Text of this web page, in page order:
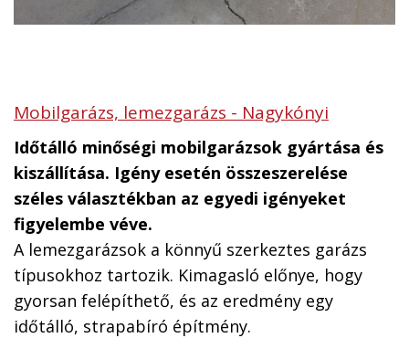
Mobilgarázs, lemezgarázs - Nagykónyi
Időtálló minőségi mobilgarázsok gyártása és
kiszállítása. Igény esetén összeszerelése
széles választékban az egyedi igényeket
figyelembe véve.
A lemezgarázsok a könnyű szerkeztes garázs
típusokhoz tartozik. Kimagasló előnye, hogy
gyorsan felépíthető, és az eredmény egy
időtálló, strapabíró építmény.